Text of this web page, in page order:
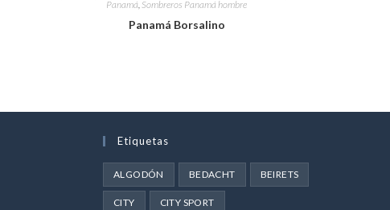
Panamá, Sombreros Panamá hombre
Panamá Borsalino
Etiquetas
ALGODÓN BEDACHT BEIRETS
CITY CITY SPORT